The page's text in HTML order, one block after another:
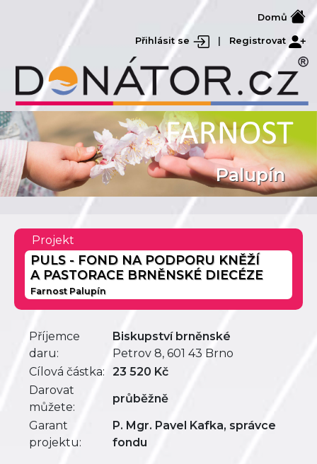
Domů
Přihlásit se Registrovat
Palupín
Projekt
PULS - FOND NA PODPORU KNĚŽÍ
A PASTORACE BRNĚNSKÉ DIECÉZE
Farnost Palupín
Příjemce
daru:
Biskupství brněnské
Petrov 8, 601 43 Brno
Cílová částka:
23 520 Kč
Darovat
můžete:
průběžně
Garant
projektu:
P. Mgr. Pavel Kafka, správce
fondu